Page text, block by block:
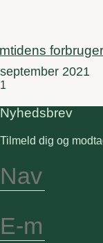
forbruger
2021
Nyhedsbrev
Tilmeld dig og